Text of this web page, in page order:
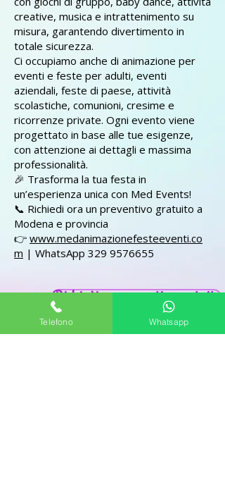
creative, musica e intrattenimento su
misura, garantendo divertimento in
totale sicurezza.
Ci occupiamo anche di animazione per
eventi e feste per adulti, eventi
aziendali, feste di paese, attività
scolastiche, comunioni, cresime e
ricorrenze private. Ogni evento viene
progettato in base alle tue esigenze,
con attenzione ai dettagli e massima
professionalità.
🎉 Trasforma la tua festa in
un’esperienza unica con Med Events!
📞 Richiedi ora un preventivo gratuito a
Modena e provincia
👉 www.medanimazionefesteeventi.co
m | WhatsApp 329 9576655
Telefono Whatsapp